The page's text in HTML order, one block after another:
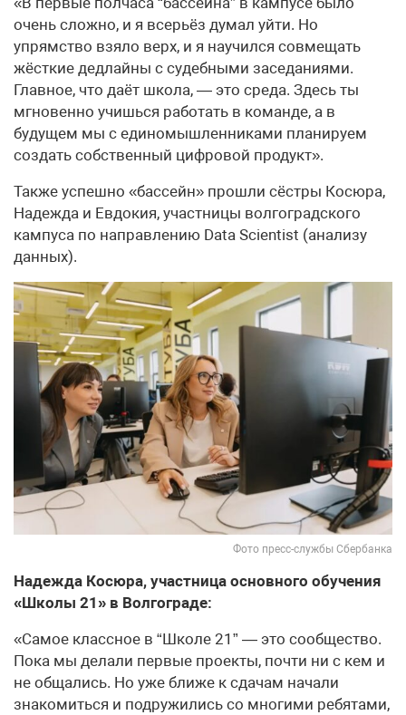
очень сложно, и я всерьёз думал уйти. Но
упрямство взяло верх, и я научился совмещать
жёсткие дедлайны с судебными заседаниями.
Главное, что даёт школа, — это среда. Здесь ты
мгновенно учишься работать в команде, а в
будущем мы с единомышленниками планируем
создать собственный цифровой продукт».
Также успешно «бассейн» прошли сёстры Косюра,
Надежда и Евдокия, участницы волгоградского
кампуса по направлению Data Scientist (анализу
данных).
Фото пресс-службы Сбербанка
Надежда Косюра, участница основного обучения
«Школы 21» в Волгограде:
«Самое классное в “Школе 21” — это сообщество.
Пока мы делали первые проекты, почти ни с кем и
не общались. Но уже ближе к сдачам начали
знакомиться и подружились со многими ребятами,